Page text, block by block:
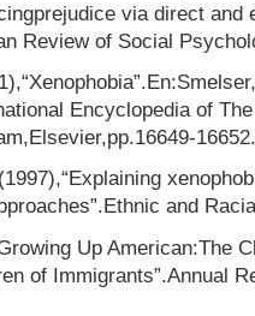
via direct and
Review of Social
Encyclopedia of
16652.
and
Up American:The
of Immigrants”.Annual